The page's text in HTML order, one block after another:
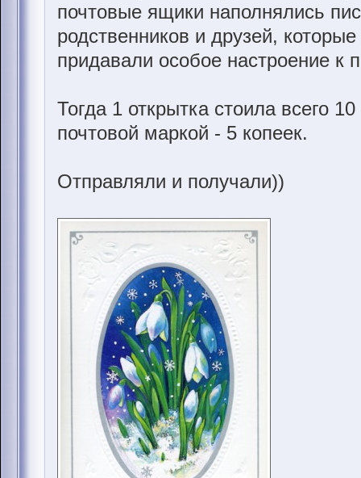
почтовые ящики наполнялись
родственников и друзей,
придавали особое настроение к
Тогда 1 открытка стоила всего
почтовой маркой - 5 копеек.
Отправляли и получали))